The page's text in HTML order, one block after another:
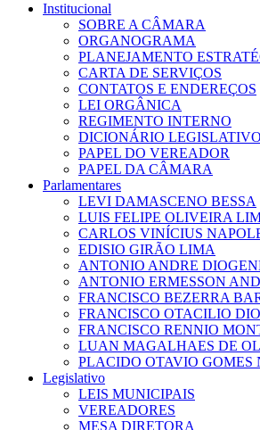
Institucional
SOBRE A CÂMARA
ORGANOGRAMA
PLANEJAMENTO
CARTA DE SERVIÇOS
CONTATOS E ENDEREÇOS
LEI ORGÂNICA
REGIMENTO INTERNO
DICIONÁRIO LEGISLATIVO
PAPEL DO VEREADOR
PAPEL DA CÂMARA
Parlamentares
LEVI DAMASCENO BESSA
LUIS FELIPE OLIVEIRA
CARLOS VINÍCIUS
EDISIO GIRÃO LIMA
ANTONIO ANDRE
ANTONIO ERMESSON
FRANCISCO BEZERRA
FRANCISCO OTACILIO
FRANCISCO RENNIO
LUAN MAGALHAES DE
PLACIDO OTAVIO GOMES
Legislativo
LEIS MUNICIPAIS
VEREADORES
MESA DIRETORA